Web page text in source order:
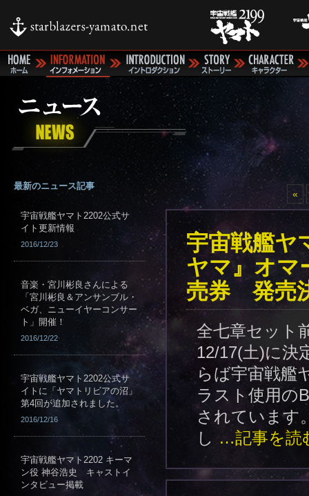
最新のニュース記事
宇宙戦艦ヤマト2202公式サ
イト更新情報
2016/12/23
音楽・宮川彬良さんによる
「宮川彬良＆アンサンブル・
ベガ、ニューイヤーコンサー
ト」開催！
2016/12/22
宇宙戦艦ヤマト2202公式サ
イトに「ヤマトリビアの沼」
第4回が追加されました。
2016/12/16
宇宙戦艦ヤマト2202 キーマ
ン役 神谷浩史 キャストイ
ンタビュー掲載
«
宇宙戦艦ヤ
ヤマ』オマ
売券 発売
全七章セット
12/17(土)に決
らば宇宙戦
ラスト使用の
されています
し …記事を読